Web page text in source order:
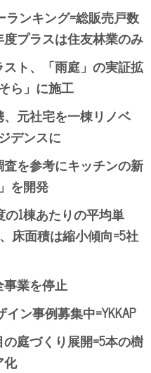
ンキング=総販売戸数
プラスは住友林業のみ
ト、「雨庭」の実証拡
ら」に施工
元社宅を一棟リノベ
デンスに
を参考にキッチンの新
を開発
1棟あたりの平均単
床面積は縮小傾向=5社
業を停止
ン事例募集中=YKKAP
庭づくり展開=5本の樹
化